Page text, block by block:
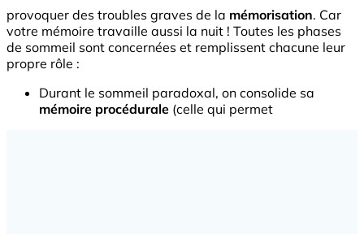
provoquer des troubles graves de la mémorisation. Car
votre mémoire travaille aussi la nuit ! Toutes les phases
de sommeil sont concernées et remplissent chacune leur
propre rôle :
Durant le sommeil paradoxal, on consolide sa
mémoire procédurale (celle qui permet